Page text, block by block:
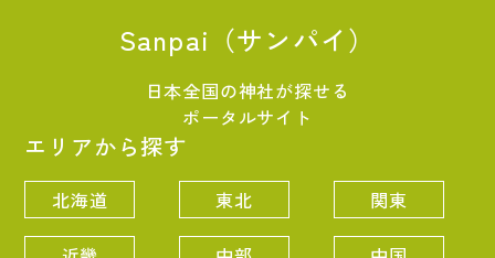
Sanpai（サンパイ）
日本全国の神社が探せる
ポータルサイト
エリアから探す
北海道 東北 関東